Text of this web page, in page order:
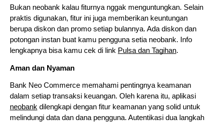
Bukan neobank kalau fiturnya nggak menguntungkan. Selain
praktis digunakan, fitur ini juga memberikan keuntungan
berupa diskon dan promo setiap bulannya. Ada diskon dan
potongan instan buat kamu pengguna setia neobank. Info
lengkapnya bisa kamu cek di link Pulsa dan Tagihan.
Aman dan Nyaman
Bank Neo Commerce memahami pentingnya keamanan
dalam setiap transaksi keuangan. Oleh karena itu, aplikasi
neobank dilengkapi dengan fitur keamanan yang solid untuk
melindungi data dan dana pengguna. Autentikasi dua langkah